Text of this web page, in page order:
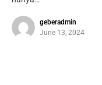
geberadmin
June 13, 2024